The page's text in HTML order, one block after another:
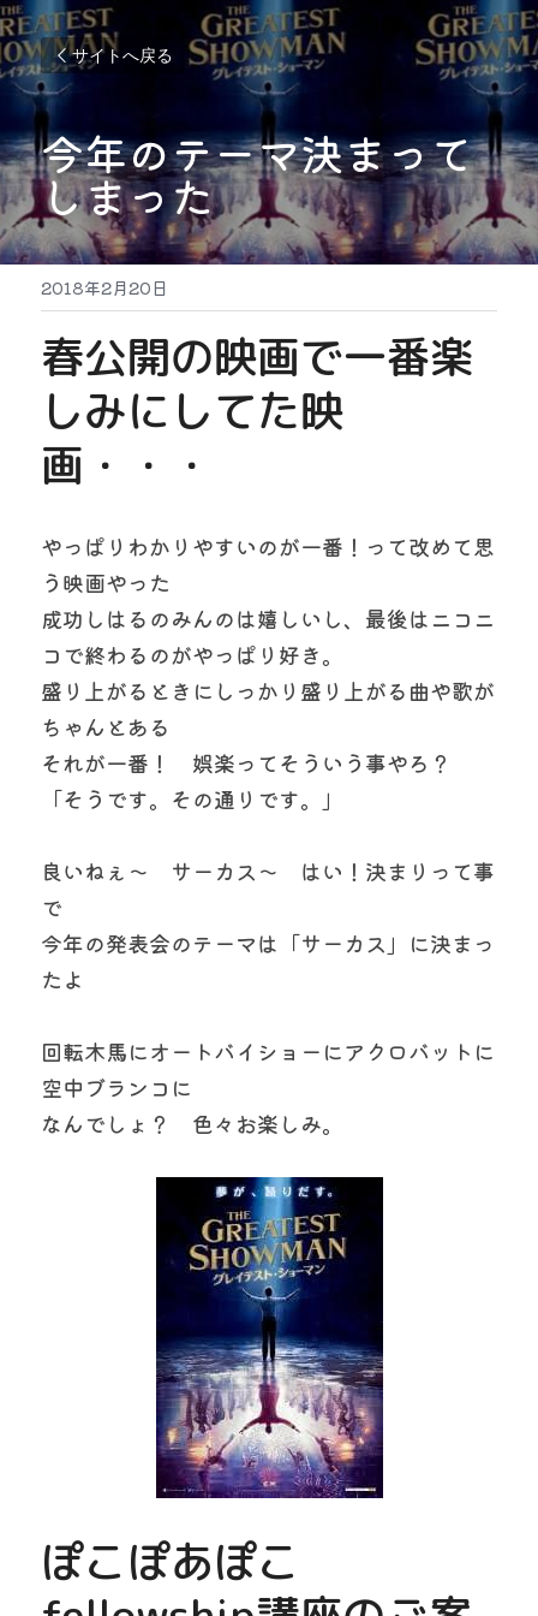
サイトへ戻る
今年のテーマ決まって
しまった
2018年2月20日
春公開の映画で一番楽
しみにしてた映
画・・・
やっぱりわかりやすいのが一番！って改めて思
う映画やった
成功しはるのみんのは嬉しいし、最後はニコニ
コで終わるのがやっぱり好き。
盛り上がるときにしっかり盛り上がる曲や歌が
ちゃんとある
それが一番！　娯楽ってそういう事やろ？
「そうです。その通りです。」
良いねぇ～　サーカス～　はい！決まりって事
で
今年の発表会のテーマは「サーカス」に決まっ
たよ
回転木馬にオートバイショーにアクロバットに
空中ブランコに
なんでしょ？　色々お楽しみ。
ぽこぽあぽこ